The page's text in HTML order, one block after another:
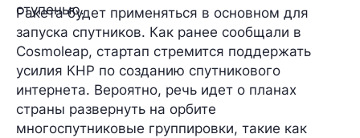
ступенью.
Ракета будет применяться в основном для
запуска спутников. Как ранее сообщали в
Cosmoleap, стартап стремится поддержать
усилия КНР по созданию спутникового
интернета. Вероятно, речь идет о планах
страны развернуть на орбите
многоспутниковые группировки, такие как